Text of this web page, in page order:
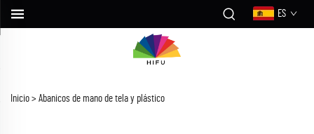
ES
Inicio > Abanicos de mano de tela y plástico